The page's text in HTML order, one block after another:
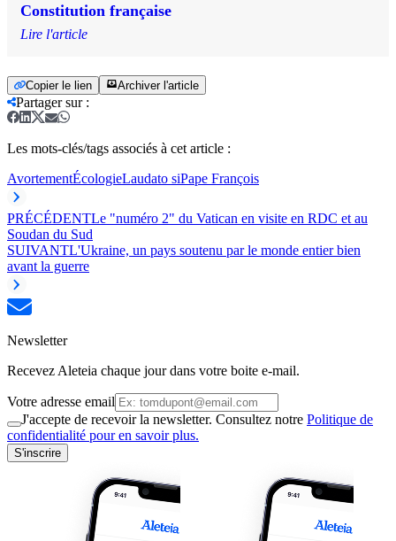
Constitution française
Lire l'article
Copier le lien Archiver l'article
Partager sur:
Les mots-clés/tags associés à cet article :
AvortementÉcologieLaudato siPape François
PRÉCÉDENTLe "numéro 2" du Vatican en visite en RDC et au
Soudan du Sud
SUIVANTL'Ukraine, un pays soutenu par le monde entier bien
avant la guerre
Newsletter
Recevez Aleteia chaque jour dans votre boite e-mail.
Votre adresse email
J'accepte de recevoir la newsletter. Consultez notre Politique de
confidentialité pour en savoir plus.
S'inscrire